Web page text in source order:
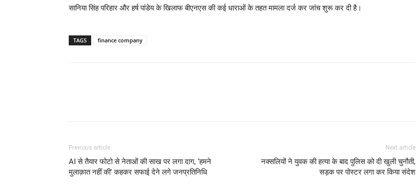
सानिया सिंह परिहार और हर्ष पांडेय के खिलाफ बीएनएस की कई धाराओं के तहत मामला दर्ज कर जांच शुरू कर दी है।
TAGS finance company
Previous article
AI से तैयार फोटो से नेताओं की साख पर लगा दाग, ‘हमने
मुलाक़ात नहीं की’ कहकर सफाई देने लगे जनप्रतिनिधि
Next article
नक्सलियों ने युवक की हत्या के बाद पुलिस को दी खुली चुनौती,
सड़क पर पोस्टर लगा कर किया संदेश